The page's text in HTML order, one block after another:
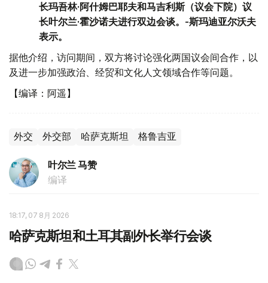
长玛吾林·阿什姆巴耶夫和马吉利斯（议会下院）议
长叶尔兰·霍沙诺夫进行双边会谈。-斯玛迪亚尔沃夫
表示。
据他介绍，访问期间，双方将讨论强化两国议会间合作，以
及进一步加强政治、经贸和文化人文领域合作等问题。
【编译：阿遥】
外交 外交部 哈萨克斯坦 格鲁吉亚
叶尔兰 马赞
编译
18:17, 07 8月 2026
哈萨克斯坦和土耳其副外长举行会谈